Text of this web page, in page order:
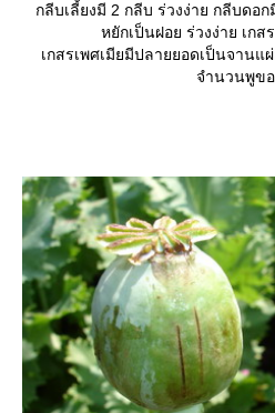
กลีบเลี้ยงมี 2 กลีบ ร่วงง่าย กลีบดอ
หยักเป็นฝอย ร่วงง่าย เก
เกสรเพศเมียมีปลายยอดเป็นจานแ
จำนวนพูข